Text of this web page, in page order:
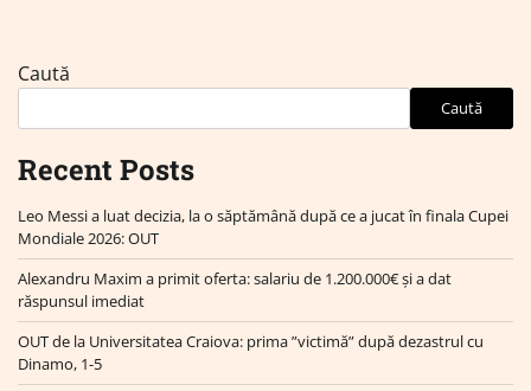
Caută
Caută
Recent Posts
Leo Messi a luat decizia, la o săptămână după ce a jucat în finala Cupei
Mondiale 2026: OUT
Alexandru Maxim a primit oferta: salariu de 1.200.000€ și a dat
răspunsul imediat
OUT de la Universitatea Craiova: prima ”victimă” după dezastrul cu
Dinamo, 1-5